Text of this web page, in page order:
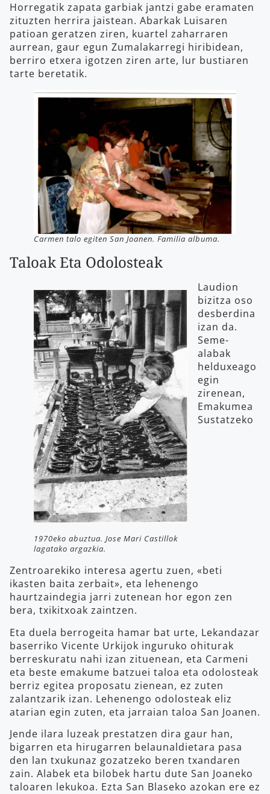
Horregatik zapata garbiak jantzi gabe eramaten
zituzten herrira jaistean. Abarkak Luisaren
patioan geratzen ziren, kuartel zaharraren
aurrean, gaur egun Zumalakarregi hiribidean,
berriro etxera igotzen ziren arte, lur bustiaren
tarte beretatik.
Carmen talo egiten San Joanen. Familia albuma.
Taloak Eta Odolosteak
1970eko abuztua. Jose Mari Castillok
lagatako argazkia.
Laudion
bizitza oso
desberdina
izan da.
Seme-
alabak
helduxeago
egin
zirenean,
Emakumea
Sustatzeko
Zentroarekiko interesa agertu zuen, «beti
ikasten baita zerbait», eta lehenengo
haurtzaindegia jarri zutenean hor egon zen
bera, txikitxoak zaintzen.
Eta duela berrogeita hamar bat urte, Lekandazar
baserriko Vicente Urkijok inguruko ohiturak
berreskuratu nahi izan zituenean, eta Carmeni
eta beste emakume batzuei taloa eta odolosteak
berriz egitea proposatu zienean, ez zuten
zalantzarik izan. Lehenengo odolosteak eliz
atarian egin zuten, eta jarraian taloa San Joanen.
Jende ilara luzeak prestatzen dira gaur han,
bigarren eta hirugarren belaunaldietara pasa
den lan txukunaz gozatzeko beren txandaren
zain. Alabek eta bilobek hartu dute San Joaneko
taloaren lekukoa. Ezta San Blaseko azokan ere ez